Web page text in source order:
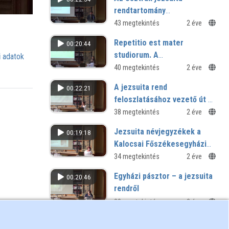
adatok
rendtartomány
magyarországi házai a
43 megtekintés 2 éve
00:20:44
Repetitio est mater
studiorum. A
repetensképzés elmélete és
40 megtekintés 2 éve
00:22:21
A jezsuita rend
feloszlatásához vezető út –
a Jézus Társasága és a
konfliktusai a 18. század
közepén
38 megtekintés 2 éve
00:19:18
Jezsuita névjegyzékek a
Kalocsai Főszékesegyházi
Könyvtár kézirattárában
34 megtekintés 2 éve
00:20:46
Egyházi pásztor – a jezsuita
rendről
38 megtekintés 2 éve